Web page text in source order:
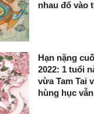
nhau đổ vào
Hạn nặng
2022: 1 tuổi
vừa Tam Tai
hùng hục